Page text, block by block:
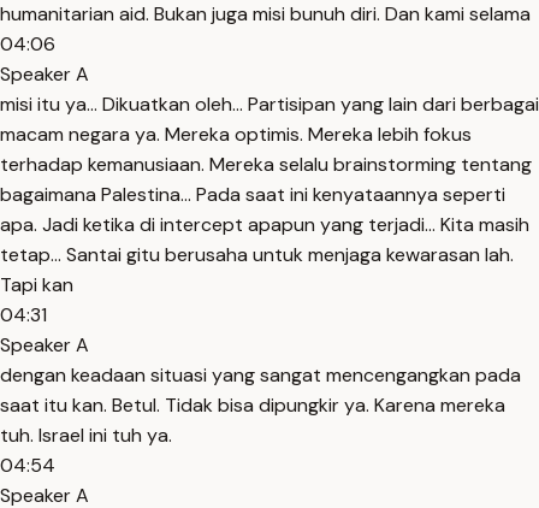
humanitarian aid. Bukan juga misi bunuh diri. Dan kami selama
04:06
Speaker A
misi itu ya... Dikuatkan oleh... Partisipan yang lain dari berbagai
macam negara ya. Mereka optimis. Mereka lebih fokus
terhadap kemanusiaan. Mereka selalu brainstorming tentang
bagaimana Palestina... Pada saat ini kenyataannya seperti
apa. Jadi ketika di intercept apapun yang terjadi... Kita masih
tetap... Santai gitu berusaha untuk menjaga kewarasan lah.
Tapi kan
04:31
Speaker A
dengan keadaan situasi yang sangat mencengangkan pada
saat itu kan. Betul. Tidak bisa dipungkir ya. Karena mereka
tuh. Israel ini tuh ya.
04:54
Speaker A